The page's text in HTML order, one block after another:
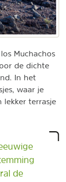
Muchachos
de dichte
In het
waar je
lekker terrasje
de